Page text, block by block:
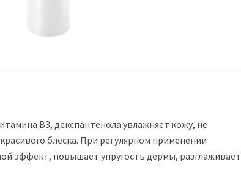
В3, декспантенола увлажняет кожу, не
блеска. При регулярном применении
эффект, повышает упругость дермы, разглаживает